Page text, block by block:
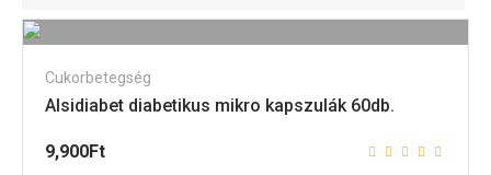
Cukorbetegség
Alsidiabet diabetikus mikro kapszulák 60db.
9,900Ft